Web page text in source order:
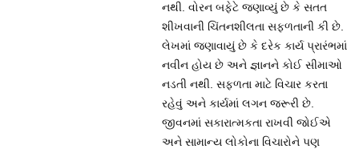
નથી. વોરન બફેટે જણાવ્યું છે કે સતત
શીખવાની ચિંતનશીલતા સફળતાની કી છે.
લેખમાં જણાવાયું છે કે દરેક કાર્ય પ્રારંભમાં
નવીન હોય છે અને જ્ઞાનને કોઈ સીમાઓ
નડતી નથી. સફળતા માટે વિચાર કરતા
રહેવું અને કાર્યમાં લગન જરૂરી છે.
જીવનમાં સકારાત્મકતા રાખવી જોઈએ
અને સામાન્ય લોકોના વિચારોને પણ